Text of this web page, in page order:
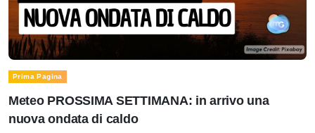
Prima Pagina
Meteo PROSSIMA SETTIMANA: in arrivo una
nuova ondata di caldo